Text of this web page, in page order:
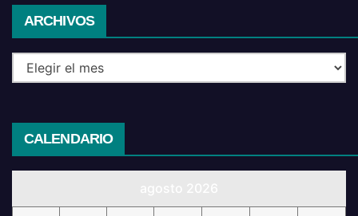
ARCHIVOS
CALENDARIO